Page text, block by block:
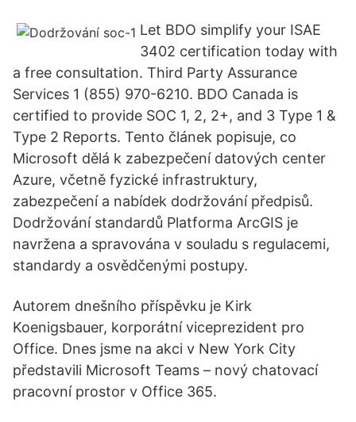
Let BDO simplify your ISAE
3402 certification today with
a free consultation. Third Party Assurance
Services 1 (855) 970-6210. BDO Canada is
certified to provide SOC 1, 2, 2+, and 3 Type 1 &
Type 2 Reports. Tento článek popisuje, co
Microsoft dělá k zabezpečení datových center
Azure, včetně fyzické infrastruktury,
zabezpečení a nabídek dodržování předpisů.
Dodržování standardů Platforma ArcGIS je
navržena a spravována v souladu s regulacemi,
standardy a osvědčenými postupy.
Autorem dnešního příspěvku je Kirk
Koenigsbauer, korporátní viceprezident pro
Office. Dnes jsme na akci v New York City
představili Microsoft Teams – nový chatovací
pracovní prostor v Office 365.